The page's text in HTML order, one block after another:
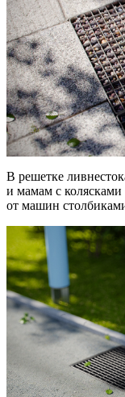
В решетке
и мамам с
от машин